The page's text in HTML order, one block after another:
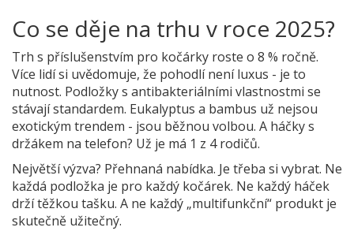
Co se děje na trhu v roce 2025?
Trh s příslušenstvím pro kočárky roste o 8 % ročně.
Více lidí si uvědomuje, že pohodlí není luxus - je to
nutnost. Podložky s antibakteriálními vlastnostmi se
stávají standardem. Eukalyptus a bambus už nejsou
exotickým trendem - jsou běžnou volbou. A háčky s
držákem na telefon? Už je má 1 z 4 rodičů.
Největší výzva? Přehnaná nabídka. Je třeba si vybrat. Ne
každá podložka je pro každý kočárek. Ne každý háček
drží těžkou tašku. A ne každý „multifunkční“ produkt je
skutečně užitečný.